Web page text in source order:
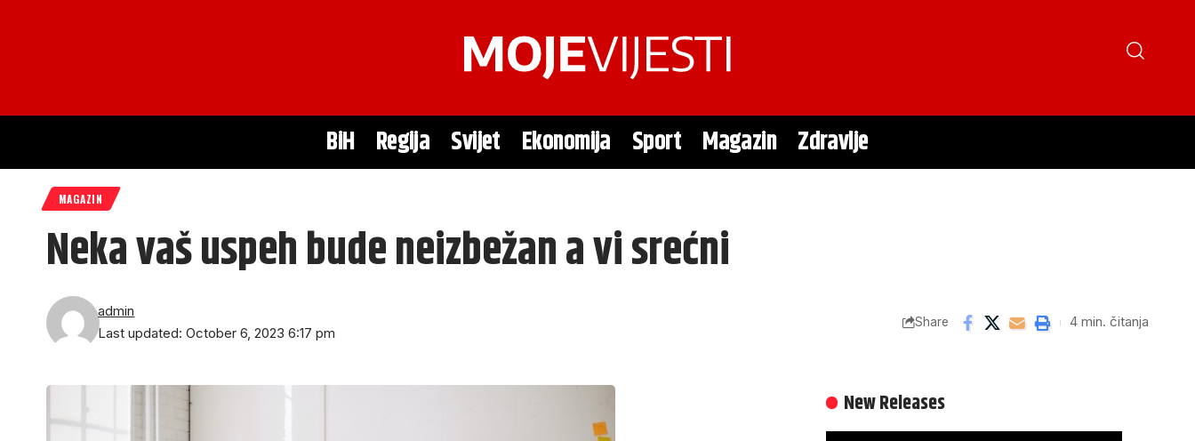
BiH Regija Svijet Ekonomija Sport Magazin Zdravlje
MAGAZIN
Neka vaš uspeh bude neizbežan a vi srećni
Last updated: October 6, 2023 6:17 pm
admin
Share 4 min. čitanja
New Releases